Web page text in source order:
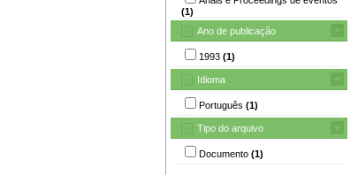
(1)
Ano de publicação
1993 (1)
Idioma
Português (1)
Tipo do arquivo
Documento (1)